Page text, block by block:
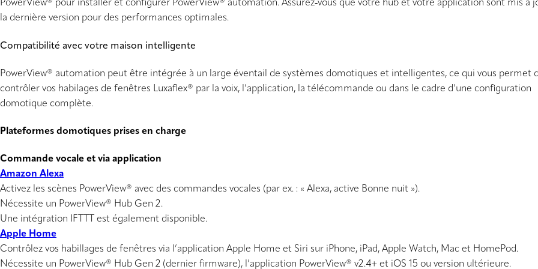
PowerView® pour installer et configurer PowerView® automation. Assurez‑vous que votre hub et votre application sont mis à
la dernière version pour des performances optimales.
Compatibilité avec votre maison intelligente
PowerView® automation peut être intégrée à un large éventail de systèmes domotiques et intelligentes, ce qui vous permet
contrôler vos habilages de fenêtres Luxaflex® par la voix, l’application, la télécommande ou dans le cadre d’une configuration
domotique complète.
Plateformes domotiques prises en charge
Commande vocale et via application
Amazon Alexa
Activez les scènes PowerView® avec des commandes vocales (par ex. : « Alexa, active Bonne nuit »).
Nécessite un PowerView® Hub Gen 2.
Une intégration IFTTT est également disponible.
Apple Home
Contrôlez vos habillages de fenêtres via l’application Apple Home et Siri sur iPhone, iPad, Apple Watch, Mac et HomePod.
Nécessite un PowerView® Hub Gen 2 (dernier firmware), l’application PowerView® v2.4+ et iOS 15 ou version ultérieure.